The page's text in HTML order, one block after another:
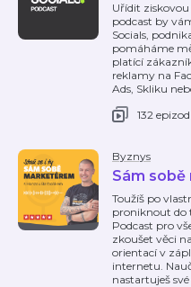
Uřídit
podcast by
Socials,
pomáháme
platící
reklamy na
Ads, Skliku
132 epizod
Byznys
Sám
Toužíš po
proniknout do
Podcast pro
zkoušet věci
orientací v
internetu.
nastartuješ